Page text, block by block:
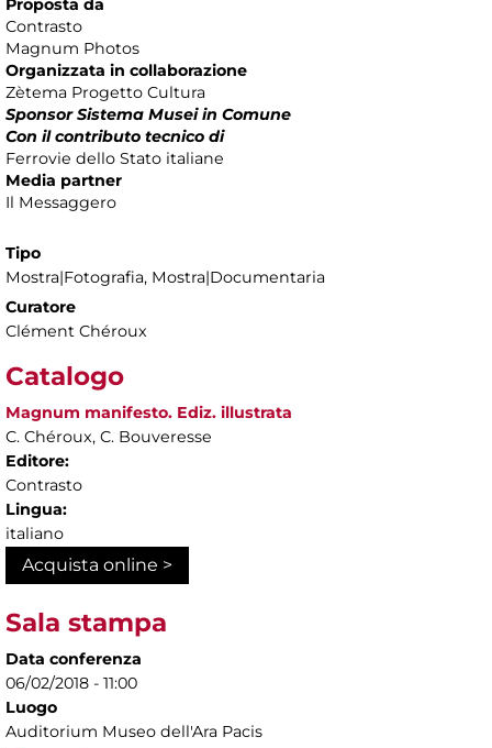
Proposta da
Contrasto
Magnum Photos
Organizzata in collaborazione
Zètema Progetto Cultura
Sponsor Sistema Musei in Comune
Con il contributo tecnico di
Ferrovie dello Stato italiane
Media partner
Il Messaggero
Tipo
Mostra|Fotografia, Mostra|Documentaria
Curatore
Clément Chéroux
Catalogo
Magnum manifesto. Ediz. illustrata
C. Chéroux, C. Bouveresse
Editore:
Contrasto
Lingua:
italiano
Acquista online >
Sala stampa
Data conferenza
06/02/2018 - 11:00
Luogo
Auditorium Museo dell'Ara Pacis